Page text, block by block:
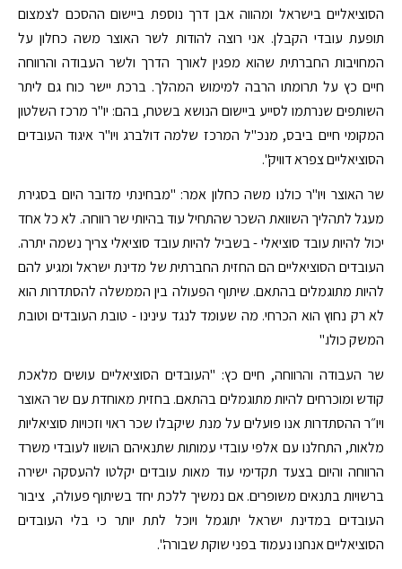
הסוציאליים בישראל ומהווה אבן דרך נוספת ביישום ההסכם לצמצום
תופעת עובדי הקבלן. אני רוצה להודות לשר האוצר משה כחלון על
המחויבות החברתית שהוא מפגין לאורך הדרך ולשר העבודה והרווחה
חיים כץ על תרומתו הרבה למימוש המהלך. ברכת יישר כוח גם ליתר
השותפים שנרתמו לסייע ביישום הנושא בשטח, בהם: יו"ר מרכז השלטון
המקומי חיים ביבס, מנכ"ל המרכז שלמה דולברג ויו"ר איגוד העובדים
הסוציאליים צפרא דוויק".
שר האוצר ויו"ר כולנו משה כחלון אמר: "מבחינתי מדובר היום בסגירת
מעגל לתהליך השוואת השכר שהתחיל עוד בהיותי שר רווחה. לא כל אחד
יכול להיות עובד סוציאלי - בשביל להיות עובד סוציאלי צריך נשמה יתרה.
העובדים הסוציאליים הם החזית החברתית של מדינת ישראל ומגיע להם
להיות מתוגמלים בהתאם. שיתוף הפעולה בין הממשלה להסתדרות הוא
לא רק נחוץ הוא הכרחי. מה שעומד לנגד עינינו - טובת העובדים וטובת
המשק כולו."
שר העבודה והרווחה, חיים כץ: "העובדים הסוציאליים עושים מלאכת
קודש ומוכרחים להיות מתוגמלים בהתאם. בחזית מאוחדת עם שר האוצר
ויו״ר ההסתדרות אנו פועלים על מנת שיקבלו שכר ראוי וזכויות סוציאליות
מלאות, התחלנו עם אלפי עובדי עמותות שתנאיהם הושוו לעובדי משרד
הרווחה והיום בצעד תקדימי עוד מאות עובדים יקלטו להעסקה ישירה
ברשויות בתנאים משופרים. אם נמשיך ללכת יחד בשיתוף פעולה, ציבור
העובדים במדינת ישראל יתוגמל ויוכל לתת יותר כי בלי העובדים
הסוציאליים אנחנו נעמוד בפני שוקת שבורה".